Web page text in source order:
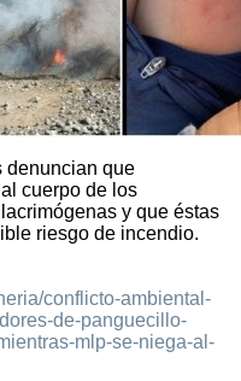
denuncian que
cuerpo de los
y que éstas
riesgo de incendio.
conflicto-ambiental-
de-panguecillo-
mlp-se-niega-al-